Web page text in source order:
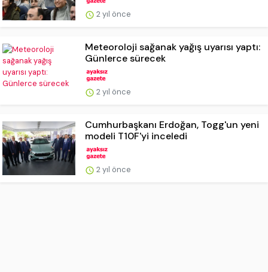
2 yıl önce
Meteoroloji sağanak yağış uyarısı yaptı:
Günlerce sürecek
2 yıl önce
Cumhurbaşkanı Erdoğan, Togg'un yeni
modeli T10F'yi inceledi
2 yıl önce